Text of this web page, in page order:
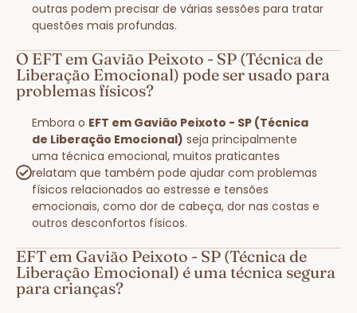
outras podem precisar de várias sessões para tratar
questões mais profundas.
O EFT em Gavião Peixoto - SP (Técnica de
Liberação Emocional) pode ser usado para
problemas físicos?
Embora o EFT em Gavião Peixoto - SP (Técnica
de Liberação Emocional) seja principalmente
uma técnica emocional, muitos praticantes
relatam que também pode ajudar com problemas
físicos relacionados ao estresse e tensões
emocionais, como dor de cabeça, dor nas costas e
outros desconfortos físicos.
EFT em Gavião Peixoto - SP (Técnica de
Liberação Emocional) é uma técnica segura
para crianças?